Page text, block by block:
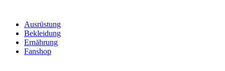
Ausrüstung
Bekleidung
Ernährung
Fanshop